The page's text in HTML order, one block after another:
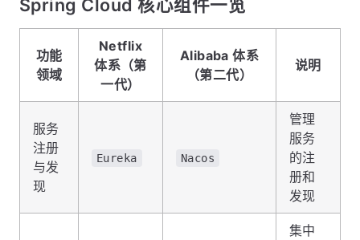
Spring Cloud 核心组件一览
功能
领域
Netflix
体系（第
一代）
Alibaba 体系
（第二代）
说明
服务
注册
与发
现
Eureka Nacos
管理
服务
的注
册和
发现
集中